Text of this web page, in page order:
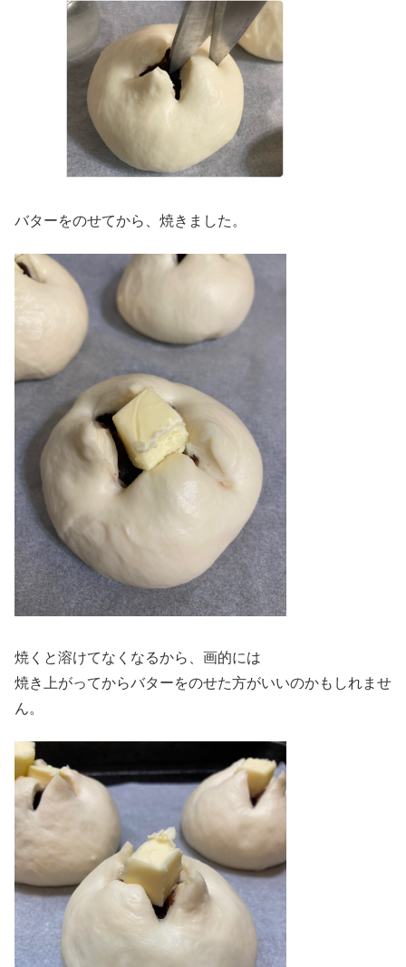
バターをのせてから、焼きました。
焼くと溶けてなくなるから、画的には
焼き上がってからバターをのせた方がいいのかもしれませ
ん。